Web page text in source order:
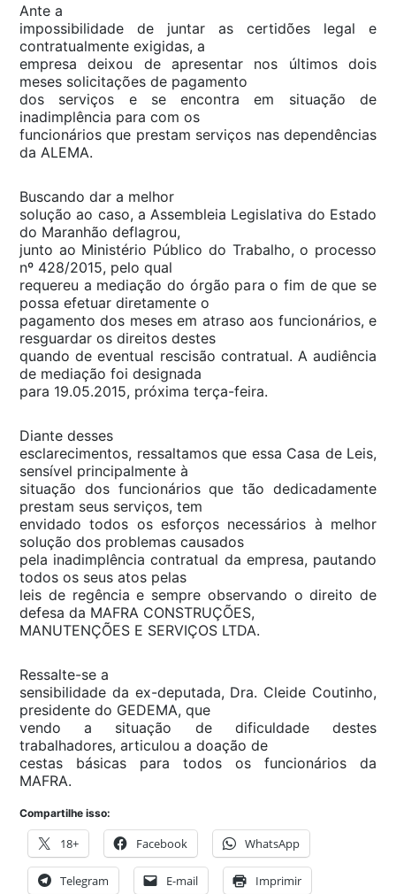
Ante a
impossibilidade de juntar as certidões legal e
contratualmente exigidas, a
empresa deixou de apresentar nos últimos dois
meses solicitações de pagamento
dos serviços e se encontra em situação de
inadimplência para com os
funcionários que prestam serviços nas dependências
da ALEMA.
Buscando dar a melhor
solução ao caso, a Assembleia Legislativa do Estado
do Maranhão deflagrou,
junto ao Ministério Público do Trabalho, o processo
nº 428/2015, pelo qual
requereu a mediação do órgão para o fim de que se
possa efetuar diretamente o
pagamento dos meses em atraso aos funcionários, e
resguardar os direitos destes
quando de eventual rescisão contratual. A audiência
de mediação foi designada
para 19.05.2015, próxima terça-feira.
Diante desses
esclarecimentos, ressaltamos que essa Casa de Leis,
sensível principalmente à
situação dos funcionários que tão dedicadamente
prestam seus serviços, tem
envidado todos os esforços necessários à melhor
solução dos problemas causados
pela inadimplência contratual da empresa, pautando
todos os seus atos pelas
leis de regência e sempre observando o direito de
defesa da MAFRA CONSTRUÇÕES,
MANUTENÇÕES E SERVIÇOS LTDA.
Ressalte-se a
sensibilidade da ex-deputada, Dra. Cleide Coutinho,
presidente do GEDEMA, que
vendo a situação de dificuldade destes
trabalhadores, articulou a doação de
cestas básicas para todos os funcionários da
MAFRA.
Compartilhe isso:
18+ Facebook WhatsApp
Telegram E-mail Imprimir